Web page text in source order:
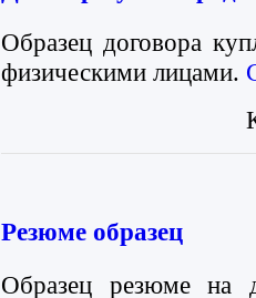
Образец договора
физическими лицами.
Резюме образец
Образец резюме на